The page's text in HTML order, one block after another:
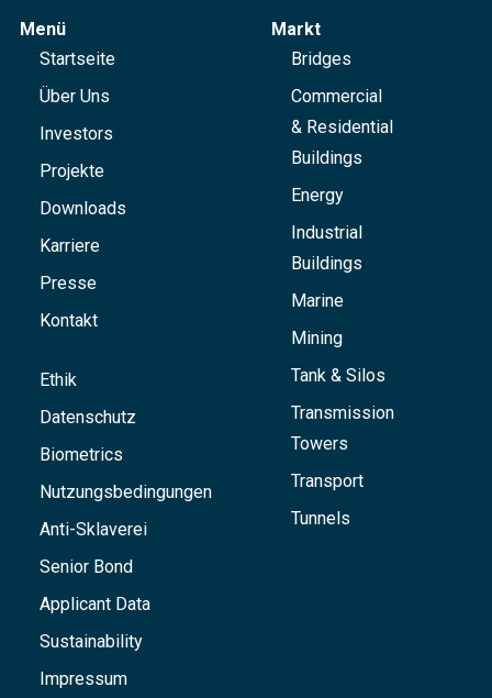
Menü
Startseite
Über Uns
Investors
Projekte
Downloads
Karriere
Presse
Kontakt
Ethik
Datenschutz
Biometrics
Nutzungsbedingungen
Anti-Sklaverei
Senior Bond
Applicant Data
Sustainability
Impressum
Markt
Bridges
Commercial
& Residential
Buildings
Energy
Industrial
Buildings
Marine
Mining
Tank & Silos
Transmission
Towers
Transport
Tunnels